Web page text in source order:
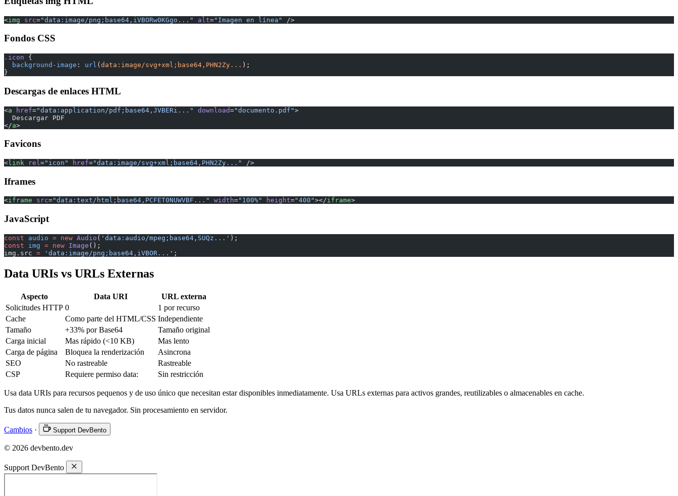
<img src="data:image/png;base64,iVBORw0KGgo..." alt="Imagen en línea" />
Fondos CSS
.icon {
  background-image
: url ( data:image/svg+xml;base64,PHN2Zy... );
}
Descargas de enlaces HTML
<a href="data:application/pdf;base64,JVBERi..." download="documento.pdf">
  Descargar PDF
</a>
Favicons
< link rel ="icon" href="data:image/svg+xml;base64,PHN2Zy..." />
Iframes
<iframe src="data:text/html;base64,PCFET0NUWVBF..." width="100%" height="400"></iframe>
JavaScript
const audio = new Audio ( 'data:audio/mpeg;base64,SUQz...' );
const img = new Image ();
img.src = 'data:image/png;base64,iVBOR...' ;
Data URIs vs URLs Externas
Aspecto Data URI
URL externa
Solicitudes HTTP 0
1 por recurso
Cache
Como parte del HTML/CSS Independiente
Tamaño
+33% por Base64
Tamaño original
Carga inicial
Mas rápido (<10 KB)
Mas lento
Carga de página
Bloquea la renderización
Asincrona
SEO
No rastreable
Rastreable
CSP
Requiere permiso data: Sin restricción
Usa data URIs para recursos pequenos y de uso único que necesitan estar disponibles inmediatamente. Usa URLs externas para activos grandes, reutilizables o almacenables en cache.
Tus datos nunca salen de tu navegador. Sin procesamiento en servidor.
Cambios · Support DevBento
© 2026 devbento.dev
Support DevBento